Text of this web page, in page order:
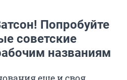
Попробуйте
советские
названиям